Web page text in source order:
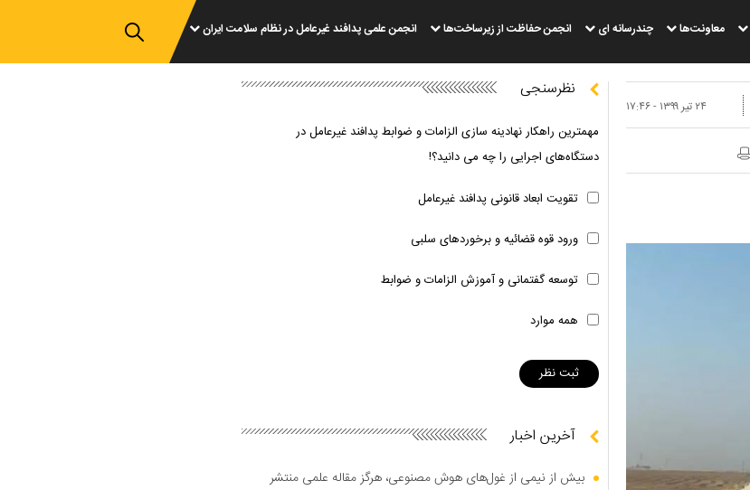
معاونت‌ها چندرسانه ای انجمن حفاظت از زیرساخت‌ها انجمن علمی پدافند غیرعامل در نظام سلامت ایران
۲۴ تير ۱۳۹۹ - ۱۷:۴۶
نظرسنجی
مهمترین راهکار نهادینه سازی الزامات و ضوابط پدافند غیرعامل در
دستگاه‌های اجرایی را چه می دانید؟!
تقویت ابعاد قانونی پدافند غیرعامل
ورود قوه قضائیه و برخوردهای سلبی
توسعه گفتمانی و آموزش الزامات و ضوابط
همه موارد
آخرین اخبار
بیش از نیمی از غول‌های هوش مصنوعی، هرگز مقاله علمی منتشر